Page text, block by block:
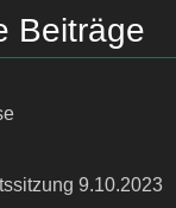
Beiträge
9.10.2023